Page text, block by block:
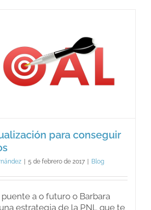
para conseguir
| 5 de febrero de 2017 | Blog
a o futuro o Barbara
estrategia de la PNL que te